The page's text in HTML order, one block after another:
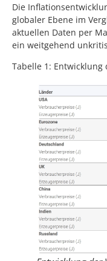
Die
globaler Ebene im
aktuellen Daten per
ein weitgehend
Tabelle 1: